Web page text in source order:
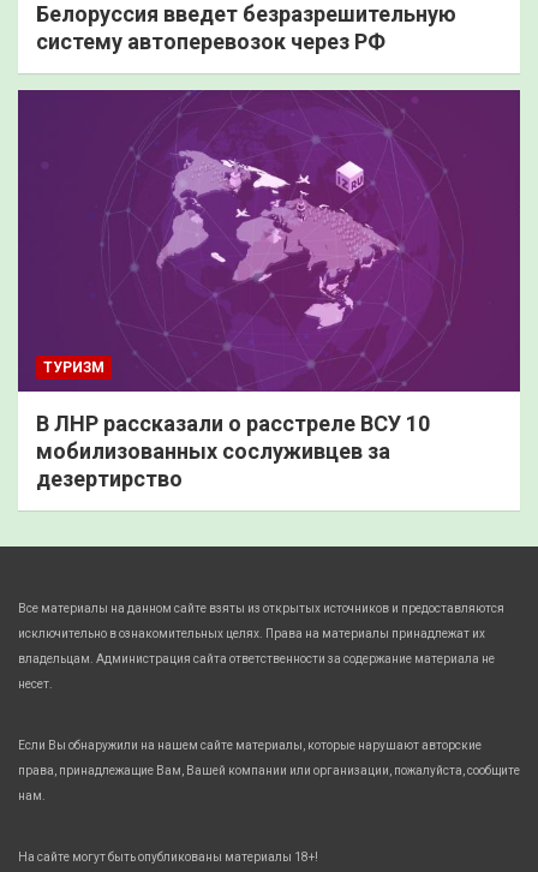
Белоруссия введет безразрешительную
систему автоперевозок через РФ
ТУРИЗМ
В ЛНР рассказали о расстреле ВСУ 10
мобилизованных сослуживцев за
дезертирство
Все материалы на данном сайте взяты из открытых источников и предоставляются
исключительно в ознакомительных целях. Права на материалы принадлежат их
владельцам. Администрация сайта ответственности за содержание материала не
несет.
Если Вы обнаружили на нашем сайте материалы, которые нарушают авторские
права, принадлежащие Вам, Вашей компании или организации, пожалуйста, сообщите
нам.
На сайте могут быть опубликованы материалы 18+!